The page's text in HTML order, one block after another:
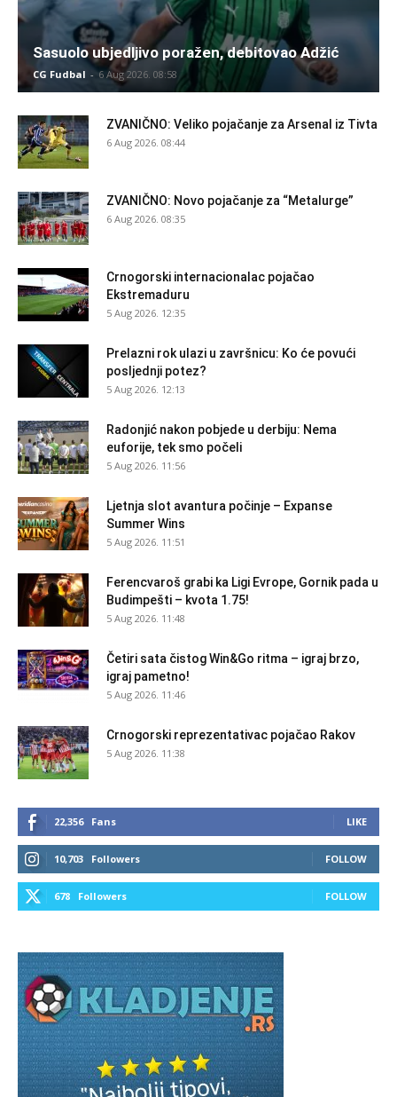
Sasuolo ubjedljivo poražen, debitovao Adžić
CG Fudbal - 6 Aug 2026. 08:58
ZVANIČNO: Veliko pojačanje za Arsenal iz Tivta
6 Aug 2026. 08:44
ZVANIČNO: Novo pojačanje za “Metalurge”
6 Aug 2026. 08:35
Crnogorski internacionalac pojačao
Ekstremaduru
5 Aug 2026. 12:35
Prelazni rok ulazi u završnicu: Ko će povući
posljednji potez?
5 Aug 2026. 12:13
Radonjić nakon pobjede u derbiju: Nema
euforije, tek smo počeli
5 Aug 2026. 11:56
Ljetnja slot avantura počinje – Expanse
Summer Wins
5 Aug 2026. 11:51
Ferencvaroš grabi ka Ligi Evrope, Gornik pada u
Budimpešti – kvota 1.75!
5 Aug 2026. 11:48
Četiri sata čistog Win&Go ritma – igraj brzo,
igraj pametno!
5 Aug 2026. 11:46
Crnogorski reprezentativac pojačao Rakov
5 Aug 2026. 11:38
22,356 Fans LIKE
10,703 Followers FOLLOW
678 Followers FOLLOW